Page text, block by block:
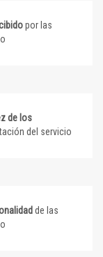
por las
de los
del servicio
de las